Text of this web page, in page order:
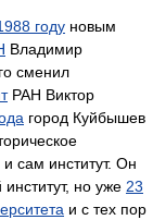
году новым
Владимир
сменил
РАН Виктор
город Куйбышев
сам институт. Он
но уже 23
и с тех пор